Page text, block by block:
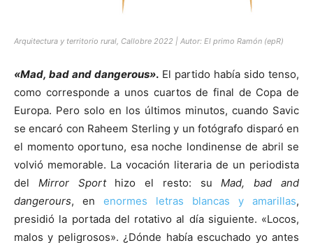
Arquitectura y territorio rural, Callobre 2022 | Autor: El primo Ramón (epR)
«Mad, bad and dangerous». El partido había sido tenso,
como corresponde a unos cuartos de final de Copa de
Europa. Pero solo en los últimos minutos, cuando Savic
se encaró con Raheem Sterling y un fotógrafo disparó en
el momento oportuno, esa noche londinense de abril se
volvió memorable. La vocación literaria de un periodista
del Mirror Sporthizo el resto: suMad, bad and
dangerours, en enormes letras blancas y amarillas,
presidió la portada del rotativo al día siguiente. «Locos,
malos y peligrosos». ¿Dónde había escuchado yo antes